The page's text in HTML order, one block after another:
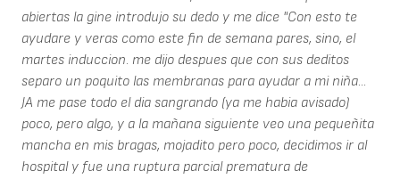
abiertas la gine introdujo su dedo y me dice "Con esto te
ayudare y veras como este fin de semana pares, sino, el
martes induccion. me dijo despues que con sus deditos
separo un poquito las membranas para ayudar a mi niña...
JA me pase todo el dia sangrando (ya me habia avisado)
poco, pero algo, y a la mañana siguiente veo una pequeñita
mancha en mis bragas, mojadito pero poco, decidimos ir al
hospital y fue una ruptura parcial prematura de